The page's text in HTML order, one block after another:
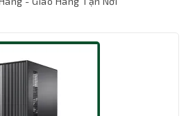
hiện đại: chạy bộ công cụ
chí các ứng dụng đồ họa 2D như
cơ bản.